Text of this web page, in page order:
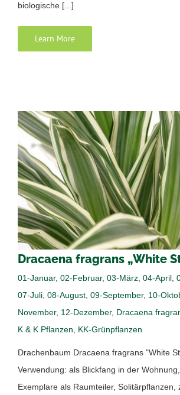
biologische [...]
Learn More
Dracaena fragrans „White
01-Januar, 02-Februar, 03-März, 04-April,
07-Juli, 08-August, 09-September, 10-
November, 12-Dezember, Dracaena
K & K Pflanzen, KK-Grünpflanzen
Drachenbaum Dracaena fragrans "White
Verwendung: als Blickfang in der
Exemplare als Raumteiler, Solitärpflanzen,